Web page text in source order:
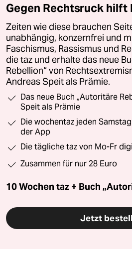
Gegen Rechtsruck
Zeiten wie diese brauchen
unabhängig, konzernfrei und
Faschismus, Rassismus und
die taz und erhalte das neue
Rebellion“ von
Andreas Speit als Prämie.
Das neue Buch „Autoritäre
Speit als Prämie
Die wochentaz jeden
der App
Die tägliche taz von Mo-Fr
Zusammen für nur 28 Euro
10 Wochen taz + Buch
Jetzt